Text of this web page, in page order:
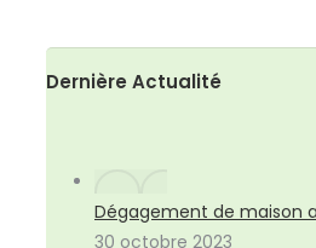
Dernière Actualité
Dégagement de maison
30 octobre 2023